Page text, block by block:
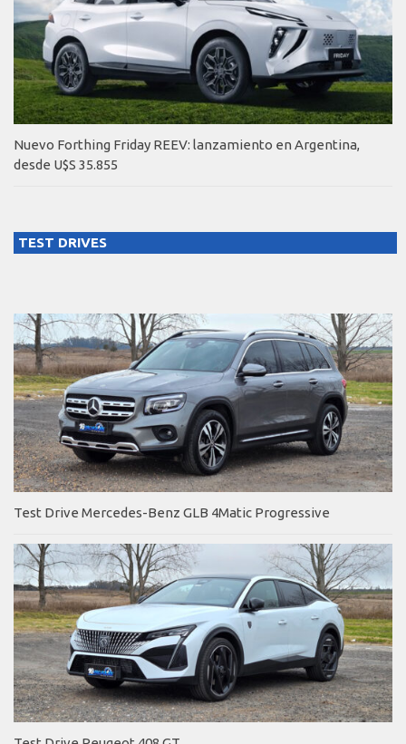
Nuevo Forthing Friday REEV: lanzamiento en Argentina,
desde U$S 35.855
TEST DRIVES
Test Drive Mercedes-Benz GLB 4Matic Progressive